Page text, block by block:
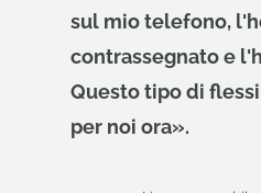
sul mio telefono,
contrassegnato e
Questo tipo di
per noi ora».